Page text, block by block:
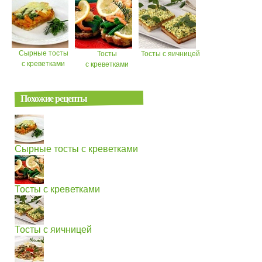
Сырные тосты
с креветками
Тосты
с креветками
Тосты с яичницей
Похожие рецепты
Сырные тосты с креветками
Тосты с креветками
Тосты с яичницей